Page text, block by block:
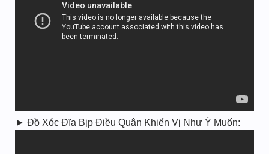
► Đồ Xóc Đĩa Bịp Điều Quân Khiển Vị Như Ý Muốn: